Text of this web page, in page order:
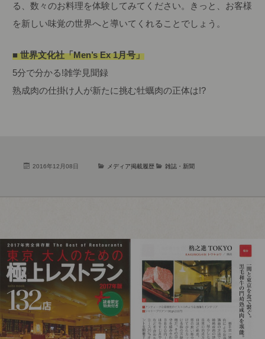
る、数々のお料理を体験してみてください。きっと、お客様
を新しい味覚の世界へと導いてくれることでしょう。
■ 世界文化社「Men’s Ex 1月号」
5分で分かる!雑学見聞録
熟成肉の仕掛け人が新たに挑む牡蠣肉の正体は!?
2016年12月08日 メディア掲載履歴 雑誌・新聞